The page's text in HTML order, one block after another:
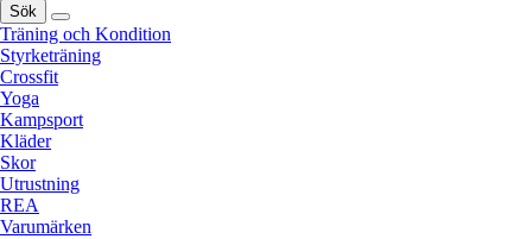
Sök
Träning och Kondition
Styrketräning
Crossfit
Yoga
Kampsport
Kläder
Skor
Utrustning
REA
Varumärken